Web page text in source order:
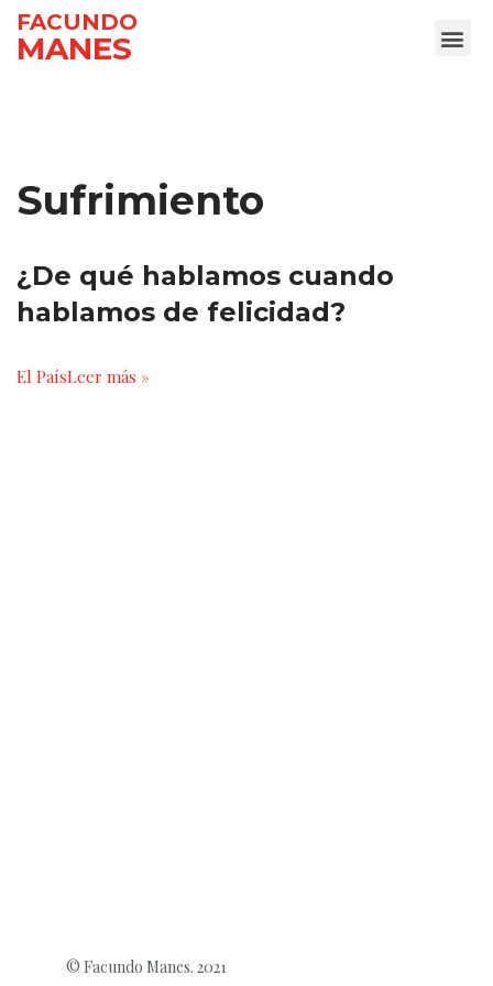
Ir
FACUNDO
MANES
Sufrimiento
¿De qué hablamos cuando
hablamos de felicidad?
El PaísLeer más »
© Facundo Manes. 2021